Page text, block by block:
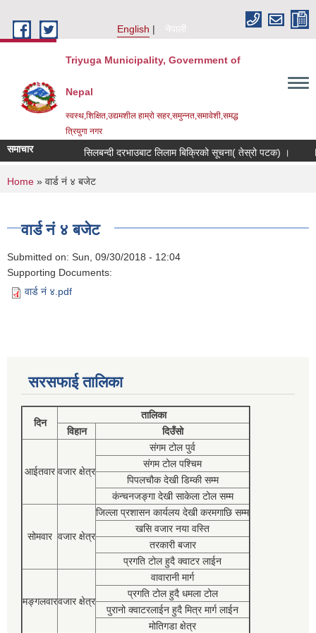
English
नेपाली
Triyuga Municipality, Government of
Nepal
स्वस्थ,शिक्षित,उद्यमशील हाम्रो सहर,समुन्नत,समावेशी,समद्ध
त्रियुगा नगर
समाचार सिलबन्दी दरभाउबाट लिलाम बिक्रिको सूचना( तेस्रो पटक) ।
You are here
Home » वार्ड नं ४ बजेट
वार्ड नं ४ बजेट
Submitted on: Sun, 09/30/2018 - 12:04
Supporting Documents:
वार्ड नं ४.pdf
सरसफाई तालिका
दिन
तालिका
विहान
दिउँसो
आईतवार वजार क्षेत्र
संगम टोल पुर्व
संगम टोल पश्चिम
पिपलचौक देखी डिम्की सम्म
कंन्चनजङ्गा देखी साकेला टोल सम्म
सोमवार वजार क्षेत्र
जिल्ला प्रशासन कार्यलय देखी करमगाछि सम्म
खसि वजार नया वस्ति
तरकारी बजार
प्रगति टोल हुदै क्वाटर लाईन
मङ्गलवारवजार क्षेत्र
वावारानी मार्ग
प्रगति टोल हुदै धमला टोल
पुरानो क्वाटरलाईन हुदै मित्र मार्ग लाईन
मोतिगडा क्षेत्र